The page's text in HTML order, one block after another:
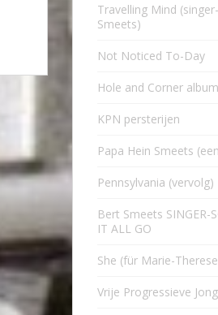
Travelling Mind
Smeets)
Not Noticed To-Day
Hole and Corner album
KPN persterijen
Papa Hein Smeets
Pennsylvania (vervolg)
Bert Smeets SINGER-
IT ALL GO
She (für Marie-
Vrije Progressieve